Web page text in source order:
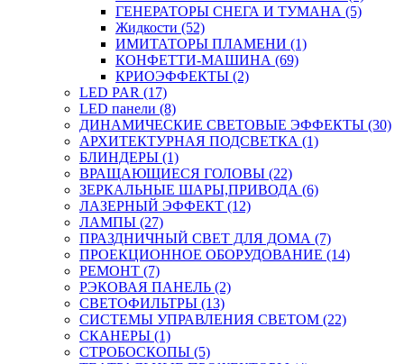
ГЕНЕРАТОРЫ СНЕГА И ТУМАНА (5)
Жидкости (52)
ИМИТАТОРЫ ПЛАМЕНИ (1)
КОНФЕТТИ-МАШИНА (69)
КРИОЭФФЕКТЫ (2)
LED PAR (17)
LED панели (8)
ДИНАМИЧЕСКИЕ СВЕТОВЫЕ ЭФФЕКТЫ (30)
АРХИТЕКТУРНАЯ ПОДСВЕТКА (1)
БЛИНДЕРЫ (1)
ВРАЩАЮЩИЕСЯ ГОЛОВЫ (22)
ЗЕРКАЛЬНЫЕ ШАРЫ,ПРИВОДА (6)
ЛАЗЕРНЫЙ ЭФФЕКТ (12)
ЛАМПЫ (27)
ПРАЗДНИЧНЫЙ СВЕТ ДЛЯ ДОМА (7)
ПРОЕКЦИОННОЕ ОБОРУДОВАНИЕ (14)
РЕМОНТ (7)
РЭКОВАЯ ПАНЕЛЬ (2)
СВЕТОФИЛЬТРЫ (13)
СИСТЕМЫ УПРАВЛЕНИЯ СВЕТОМ (22)
СКАНЕРЫ (1)
СТРОБОСКОПЫ (5)